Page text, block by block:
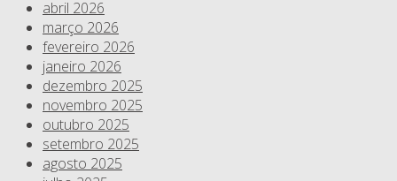
abril 2026
março 2026
fevereiro 2026
janeiro 2026
dezembro 2025
novembro 2025
outubro 2025
setembro 2025
agosto 2025